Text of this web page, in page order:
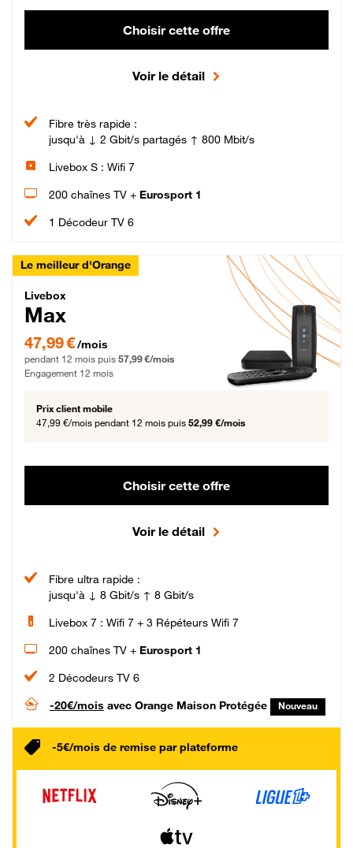
Choisir cette offre
Voir le détail
Fibre très rapide :
jusqu'à ↓ 2 Gbit/s partagés ↑ 800 Mbit/s
Livebox S : Wifi 7
200 chaînes TV + Eurosport 1
1 Décodeur TV 6
Le meilleur d'Orange
Livebox Max Fibre
Livebox
Max
47,99 € par mois pendant 12 mois puis 57,99 € par mois, Engagement 12 mois
47,99 €/mois
pendant 12 mois puis 57,99 €/mois
Engagement 12 mois
Prix client mobile
47,99 €/mois pendant 12 mois puis 52,99 €/mois
Choisir cette offre
Voir le détail
Fibre ultra rapide :
jusqu'à ↓ 8 Gbit/s ↑ 8 Gbit/s
Livebox 7 : Wifi 7 + 3 Répéteurs Wifi 7
200 chaînes TV + Eurosport 1
2 Décodeurs TV 6
-20€/mois avec Orange Maison Protégée Nouveau
-5€/mois de remise par plateforme